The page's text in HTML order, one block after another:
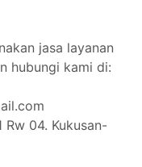
jasa layanan
hubungi kami di:
Rw 04. Kukusan-